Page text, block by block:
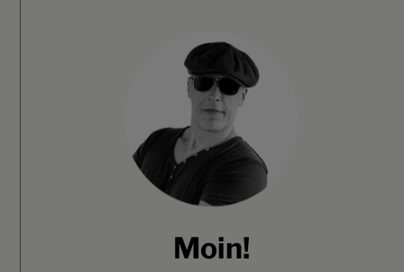
Moin!